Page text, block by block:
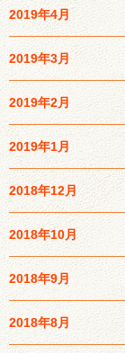
2019年4月
2019年3月
2019年2月
2019年1月
2018年12月
2018年10月
2018年9月
2018年8月